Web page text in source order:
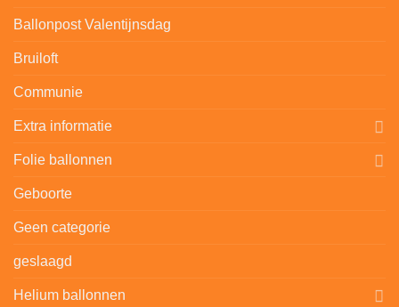
Ballonpost Valentijnsdag
Bruiloft
Communie
Extra informatie
Folie ballonnen
Geboorte
Geen categorie
geslaagd
Helium ballonnen